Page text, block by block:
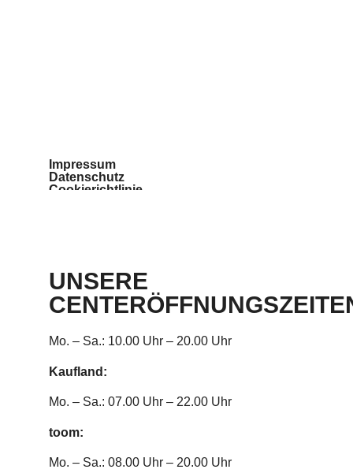
Impressum
Datenschutz
Cookierichtlinie
UNSERE
Mo. – Sa.: 10.00 Uhr – 20.00 Uhr
Kaufland:
Mo. – Sa.: 07.00 Uhr – 22.00 Uhr
toom:
Mo. – Sa.: 08.00 Uhr – 20.00 Uhr